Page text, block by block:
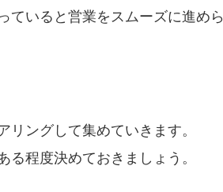
ていると営業をスムーズに進めら
ングして集めていきます。
程度決めておきましょう。